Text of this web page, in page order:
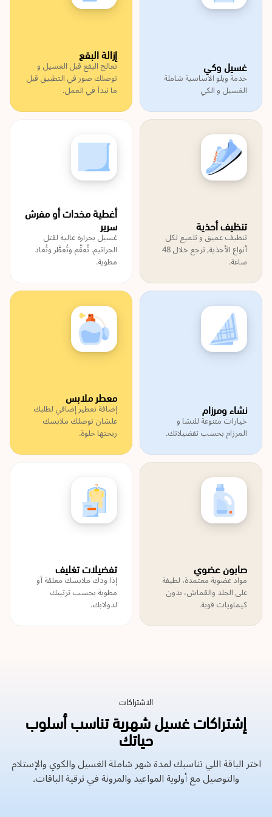
غسيل وكي
خدمة ويلو الاساسية شاملة
الغسيل و الكي
إزالة البقع
نعالج البقع قبل الغسيل و
توصلك صور في التطبيق قبل
ما نبدأ في العمل.
تنظيف أحذية
تنظيف عميق و تلميع لكل
أنواع الأحذية, ترجع خلال 48
ساعة.
أغطية مخدات أو مفرش
سرير
غسيل بحرارة عالية لقتل
الجراثيم. تُعقَّم وتُعطَّر وتُعاد
مطوية.
نشاء ومرزام
خيارات متنوعة للنشا و
المرزام بحسب تفضيلاتك.
معطر ملابس
إضافة تعطير إضافي لطلبك
علشان توصلك ملابسك
ريحتها حلوة.
صابون عضوي
مواد عضوية معتمدة، لطيفة
على الجلد والقماش، بدون
كيماويات قوية.
تفضيلات تغليف
إذا ودك ملابسك معلقة أو
مطوية بحسب ترتيبك
لدولابك.
الاشتراكات
إشتراكات غسيل شهرية تناسب أسلوب
حياتك
اختر الباقة اللي تناسبك لمدة شهر شاملة الغسيل والكوي والإستلام
والتوصيل مع أولوية المواعيد والمرونة في ترقية الباقات.